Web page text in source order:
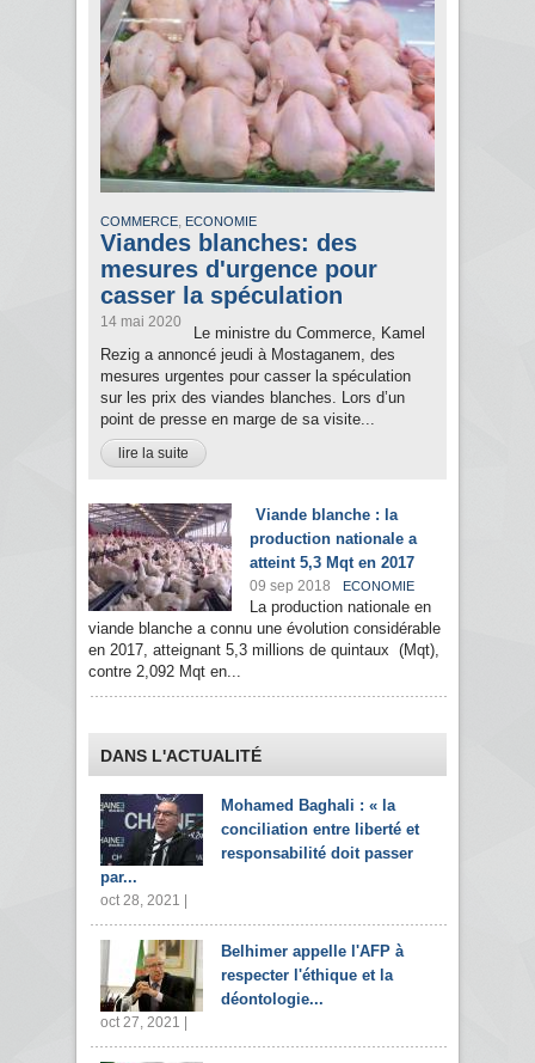
COMMERCE, ECONOMIE
Viandes blanches: des
mesures d'urgence pour
casser la spéculation
14 mai 2020
Le ministre du Commerce, Kamel
Rezig a annoncé jeudi à Mostaganem, des
mesures urgentes pour casser la spéculation
sur les prix des viandes blanches. Lors d’un
point de presse en marge de sa visite...
lire la suite
Viande blanche : la
production nationale a
atteint 5,3 Mqt en 2017
09 sep 2018 ECONOMIE
La production nationale en
viande blanche a connu une évolution considérable
en 2017, atteignant 5,3 millions de quintaux (Mqt),
contre 2,092 Mqt en...
DANS L'ACTUALITÉ
Mohamed Baghali : « la
conciliation entre liberté et
responsabilité doit passer
par...
oct 28, 2021 |
Belhimer appelle l'AFP à
respecter l'éthique et la
déontologie...
oct 27, 2021 |